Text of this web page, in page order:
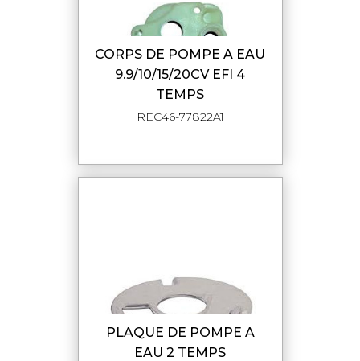
CORPS DE POMPE A EAU
9.9/10/15/20CV EFI 4
TEMPS
REC46-77822A1
PLAQUE DE POMPE A
EAU 2 TEMPS